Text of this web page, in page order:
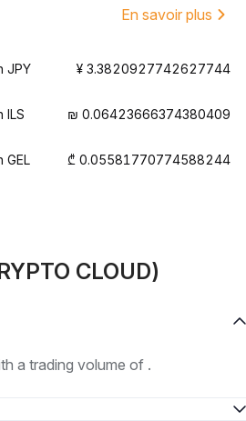
En savoir plus
JPY ¥ 3.3820927742627744
ILS ₪ 0.06423666374380409
GEL ₾ 0.05581770774588244
CLOUD)
a trading volume of .